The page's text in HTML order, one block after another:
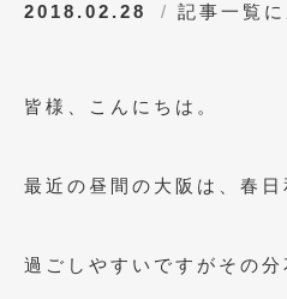
2024年8月(1)
2024年6月(1)
2023年12月 (2)
2018.02.28 記事一覧に
皆様、こんにちは。
最近の昼間の大阪は、春日
過ごしやすいですがその分